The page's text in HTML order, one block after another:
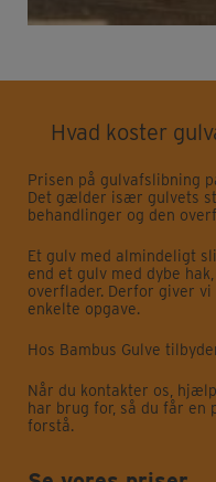
Hvad koster
Prisen på gulvafslibning
Det gælder især gulvets
behandlinger og den
Et gulv med almindeligt
end et gulv med dybe
overflader. Derfor giver
enkelte opgave.
Hos Bambus Gulve
Når du kontakter os,
har brug for, så du får
forstå.